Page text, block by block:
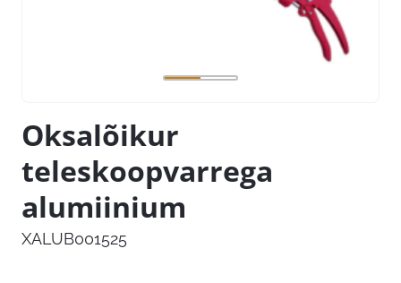
Oksalõikur
teleskoopvarrega
alumiinium
XALUB001525